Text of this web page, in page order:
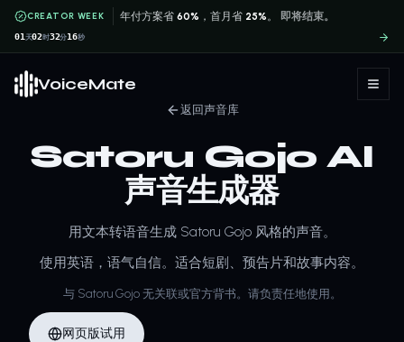
CREATOR WEEK 年付方案省60% ，首月省 25%。 即将结束。
01天02时32分16秒
VoiceMate
返回声音库
Satoru Gojo AI
声音生成器
用文本转语音生成 Satoru Gojo 风格的声音。
使用英语，语气自信。适合短剧、预告片和故事内容。
与 Satoru Gojo 无关联或官方背书。请负责任地使用。
网页版试用